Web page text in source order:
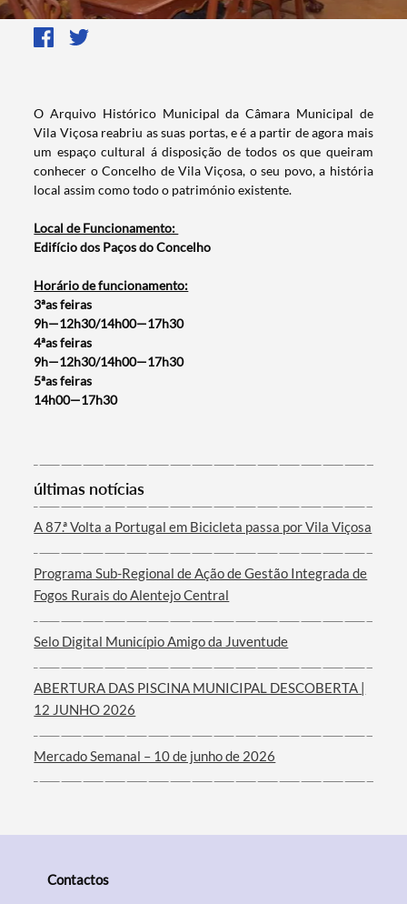
Categorias gerais
Filtros
O Arquivo Histórico Municipal da Câmara Municipal de
Vila Viçosa reabriu as suas portas, e é a partir de agora mais
um espaço cultural á disposição de todos os que queiram
conhecer o Concelho de Vila Viçosa, o seu povo, a história
local assim como todo o património existente.
Local de Funcionamento:
Edifício dos Paços do Concelho
Horário de funcionamento:
3ªas feiras
9h—12h30/14h00—17h30
4ªas feiras
9h—12h30/14h00—17h30
5ªas feiras
14h00—17h30
últimas notícias
A 87.ª Volta a Portugal em Bicicleta passa por Vila Viçosa
Programa Sub-Regional de Ação de Gestão Integrada de
Fogos Rurais do Alentejo Central
Selo Digital Município Amigo da Juventude
ABERTURA DAS PISCINA MUNICIPAL DESCOBERTA |
12 JUNHO 2026
Mercado Semanal – 10 de junho de 2026
Contactos